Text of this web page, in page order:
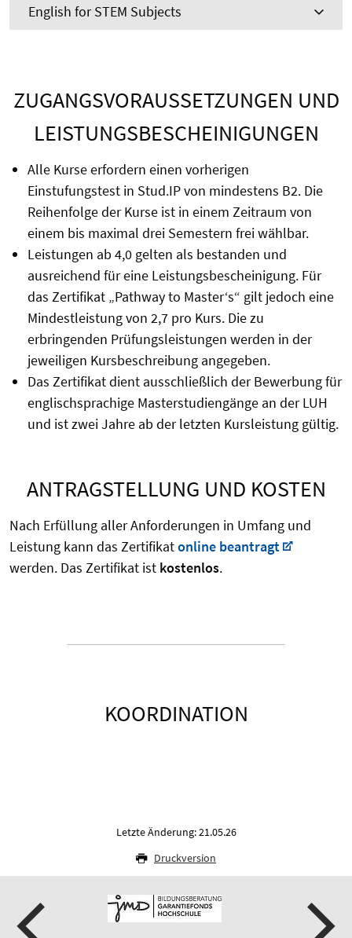
English for STEM Subjects
ZUGANGSVORAUSSETZUNGEN UND
LEISTUNGSBESCHEINIGUNGEN
Alle Kurse erfordern einen vorherigen
Einstufungstest in Stud.IP von mindestens B2. Die
Reihenfolge der Kurse ist in einem Zeitraum von
einem bis maximal drei Semestern frei wählbar.
Leistungen ab 4,0 gelten als bestanden und
ausreichend für eine Leistungsbescheinigung. Für
das Zertifikat „Pathway to Master‘s“ gilt jedoch eine
Mindestleistung von 2,7 pro Kurs. Die zu
erbringenden Prüfungsleistungen werden in der
jeweiligen Kursbeschreibung angegeben.
Das Zertifikat dient ausschließlich der Bewerbung für
englischsprachige Masterstudiengänge an der LUH
und ist zwei Jahre ab der letzten Kursleistung gültig.
ANTRAGSTELLUNG UND KOSTEN
Nach Erfüllung aller Anforderungen in Umfang und
Leistung kann das Zertifikatonline beantragt
werden. Das Zertifikat ist kostenlos.
KOORDINATION
Letzte Änderung: 21.05.26
Druckversion